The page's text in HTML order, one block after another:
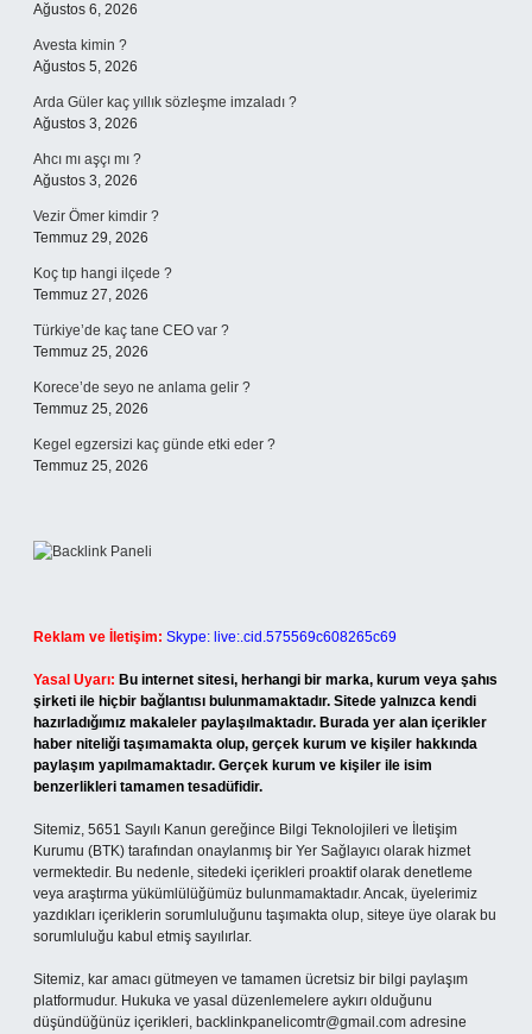
Ağustos 6, 2026
Avesta kimin ?
Ağustos 5, 2026
Arda Güler kaç yıllık sözleşme imzaladı ?
Ağustos 3, 2026
Ahcı mı aşçı mı ?
Ağustos 3, 2026
Vezir Ömer kimdir ?
Temmuz 29, 2026
Koç tıp hangi ilçede ?
Temmuz 27, 2026
Türkiye’de kaç tane CEO var ?
Temmuz 25, 2026
Korece’de seyo ne anlama gelir ?
Temmuz 25, 2026
Kegel egzersizi kaç günde etki eder ?
Temmuz 25, 2026
Reklam ve İletişim: Skype: live:.cid.575569c608265c69
Yasal Uyarı: Bu internet sitesi, herhangi bir marka, kurum veya şahıs
şirketi ile hiçbir bağlantısı bulunmamaktadır. Sitede yalnızca kendi
hazırladığımız makaleler paylaşılmaktadır. Burada yer alan içerikler
haber niteliği taşımamakta olup, gerçek kurum ve kişiler hakkında
paylaşım yapılmamaktadır. Gerçek kurum ve kişiler ile isim
benzerlikleri tamamen tesadüfidir.
Sitemiz, 5651 Sayılı Kanun gereğince Bilgi Teknolojileri ve İletişim
Kurumu (BTK) tarafından onaylanmış bir Yer Sağlayıcı olarak hizmet
vermektedir. Bu nedenle, sitedeki içerikleri proaktif olarak denetleme
veya araştırma yükümlülüğümüz bulunmamaktadır. Ancak, üyelerimiz
yazdıkları içeriklerin sorumluluğunu taşımakta olup, siteye üye olarak bu
sorumluluğu kabul etmiş sayılırlar.
Sitemiz, kar amacı gütmeyen ve tamamen ücretsiz bir bilgi paylaşım
platformudur. Hukuka ve yasal düzenlemelere aykırı olduğunu
düşündüğünüz içerikleri, backlinkpanelicomtr@gmail.com adresine